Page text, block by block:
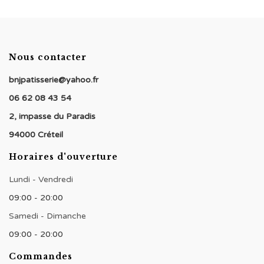
Nous contacter
bnjpatisserie@yahoo.fr
06 62 08 43 54
2, impasse du Paradis
94000 Créteil
Horaires d'ouverture
Lundi - Vendredi
09:00 - 20:00
Samedi - Dimanche
09:00 - 20:00
Commandes